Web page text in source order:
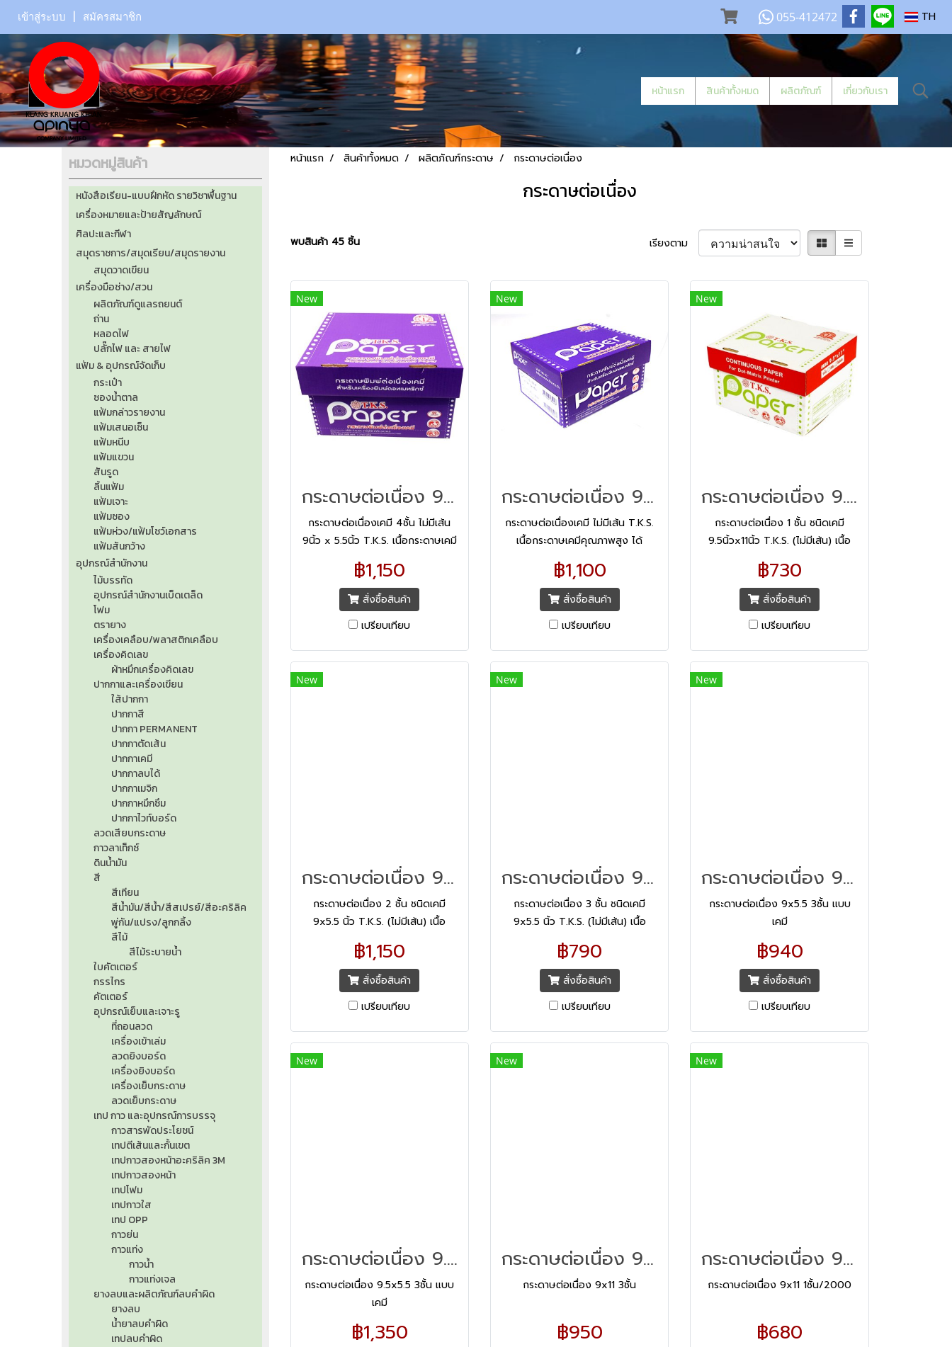
เข้าสู่ระบบ สมัครสมาชิก 055-412472 TH
หน้าแรก สินค้าทั้งหมด ผลิตภัณฑ์ เกี่ยวกับเรา
หน้าแรก สินค้าทั้งหมด ผลิตภัณฑ์กระดาษ กระดาษต่อเนื่อง
กระดาษต่อเนื่อง
พบสินค้า 45 ชิ้น เรียงตาม
New
กระดาษต่อเนื่อง 9x5.5 4ชั้น/1000 แบบเคมี
กระดาษต่อเนื่องเคมี 4ชั้น ไม่มีเส้น
9นิ้ว x 5.5นิ้ว T.K.S. เนื้อกระดาษเคมี
คุณภาพสูง ได้มาตรฐานตามน้ำหนัก
แกรมทุกแผ่น แต่ละชั้นมีสีแตกต่างกัน
ช่วยให้สะดวกต่อการคัดแยกต้นฉบับ
และสำเนา ปรุฉีกง่าย มีระบบการซ้อน
ชั้นที่ดี ทำให้กระดาษไม่ติดเครื่องพิมพ์
ช่วยถนอมเครื่อง ข้อมูลในสำเนา คม
เข้ม ชัดเจน ครบถ้วน อ่านง่าย ไม่เลอะ
เลือน ไร้เส้นบรรทัด และตอบโจทย์ได้
฿1,150
สั่งซื้อสินค้า
เปรียบเทียบ
New
กระดาษต่อเนื่อง 9x11 2ชั้น แบบเคมี
กระดาษต่อเนื่องเคมี ไม่มีเส้น T.K.S.
เนื้อกระดาษเคมีคุณภาพสูง ได้
มาตรฐานตามน้ำหนักแกรมทุกแผ่น
แต่ละชั้นมีสีแตกต่างกัน ช่วยให้
สะดวกต่อการคัดแยกต้นฉบับและ
สำเนา ปรุฉีกง่าย มีระบบการซ้อนชั้นที่
ดี ทำให้กระดาษไม่ติดเครื่องพิมพ์
ช่วยถนอมเครื่อง ข้อมูลในสำเนา คม
เข้ม ชัดเจน ครบถ้วน อ่านง่าย ไม่เลอะ
เลือน ไร้เส้นบรรทัด และตอบโจทย์ได้
฿1,100
สั่งซื้อสินค้า
เปรียบเทียบ
New
กระดาษต่อเนื่อง 9.5x11 1ชั้น/2000
กระดาษต่อเนื่อง 1 ชั้น ชนิดเคมี
9.5นิ้วx11นิ้ว T.K.S. (ไม่มีเส้น) เนื้อ
กระดาษคาร์บอนคุณภาพสูง ได้
มาตรฐานตามน้ำหนักแกรมทุกแผ่น
เพื่อให้ได้งานพิมพ์สำเนาใบเสร็จรับ
เงิน หรือใบกำกับภาษีแต่ละสำเนา คม
ชัดทุกตัวอักษร อ่านง่าย ไม่เลอะเลือน
ปรุฉีกง่าย มีระบบการซ้อนชั้นที่ดี ทำให้
กระดาษไม่ติดเครื่องพิมพ์ ไม่สะดุด
฿730
สั่งซื้อสินค้า
เปรียบเทียบ
New
กระดาษต่อเนื่อง 9x5.5 2ชั้น/2000
กระดาษต่อเนื่อง 2 ชั้น ชนิดเคมี
9x5.5 นิ้ว T.K.S. (ไม่มีเส้น) เนื้อ
กระดาษคาร์บอนคุณภาพสูง ได้
มาตรฐานตามน้ำหนักแกรมทุกแผ่น
เพื่อให้ได้งานพิมพ์สำเนาใบเสร็จรับ
เงิน หรือใบกำกับภาษีแต่ละสำเนา คม
ชัดทุกตัวอักษร อ่านง่าย ไม่เลอะเลือน
ปรุฉีกง่าย มีระบบการซ้อนชั้นที่ดี ทำให้
กระดาษไม่ติดเครื่องพิมพ์ ไม่สะดุด
฿1,150
สั่งซื้อสินค้า
เปรียบเทียบ
New
กระดาษต่อเนื่อง 9x5.5 3ชั้น/1000
กระดาษต่อเนื่อง 3 ชั้น ชนิดเคมี
9x5.5 นิ้ว T.K.S. (ไม่มีเส้น) เนื้อ
กระดาษคาร์บอนคุณภาพสูง ได้
มาตรฐานตามน้ำหนักแกรมทุกแผ่น
เพื่อให้ได้งานพิมพ์สำเนาใบเสร็จรับ
เงิน หรือใบกำกับภาษีแต่ละสำเนา คม
ชัดทุกตัวอักษร อ่านง่าย ไม่เลอะเลือน
ปรุฉีกง่าย มีระบบการซ้อนชั้นที่ดี ทำให้
กระดาษไม่ติดเครื่องพิมพ์ ไม่สะดุด
฿790
สั่งซื้อสินค้า
เปรียบเทียบ
New
กระดาษต่อเนื่อง 9x5.5 3ชั้น แบบเคมี
กระดาษต่อเนื่อง 9x5.5 3ชั้น แบบ
เคมี
฿940
สั่งซื้อสินค้า
เปรียบเทียบ
New
กระดาษต่อเนื่อง 9.5x5.5 3ชั้น แบบเคมี
กระดาษต่อเนื่อง 9.5x5.5 3ชั้น แบบ
เคมี
฿1,350
New
กระดาษต่อเนื่อง 9x11 3ชั้น
กระดาษต่อเนื่อง 9x11 3ชั้น
฿950
New
กระดาษต่อเนื่อง 9x11 1ชั้น/2000
กระดาษต่อเนื่อง 9x11 1ชั้น/2000
฿680
หมวดหมู่สินค้า
หนังสือเรียน-แบบฝึกหัด รายวิชาพื้นฐาน
เครื่องหมายและป้ายสัญลักษณ์
ศิลปะและกีฬา
สมุดราชการ/สมุดเรียน/สมุดรายงาน
สมุดวาดเขียน
เครื่องมือช่าง/สวน
ผลิตภัณฑ์ดูแลรถยนต์
ถ่าน
หลอดไฟ
ปลั๊กไฟ และ สายไฟ
แฟ้ม & อุปกรณ์จัดเก็บ
กระเป๋า
ซองน้ำตาล
แฟ้มกล่าวรายงาน
แฟ้มเสนอเซ็น
แฟ้มหนีบ
แฟ้มแขวน
สันรูด
ลิ้นแฟ้ม
แฟ้มเจาะ
แฟ้มซอง
แฟ้มห่วง/แฟ้มโชว์เอกสาร
แฟ้มสันกว้าง
อุปกรณ์สำนักงาน
ไม้บรรทัด
อุปกรณ์สำนักงานเบ็ดเตล็ด
โฟม
ตรายาง
เครื่องเคลือบ/พลาสติกเคลือบ
เครื่องคิดเลข
ผ้าหมึกเครื่องคิดเลข
ปากกาและเครื่องเขียน
ใส้ปากกา
ปากกาสี
ปากกา PERMANENT
ปากกาตัดเส้น
ปากกาเคมี
ปากกาลบได้
ปากกาเมจิก
ปากกาหมึกซึม
ปากกาไวท์บอร์ด
ลวดเสียบกระดาษ
กาวลาเท็กซ์
ดินน้ำมัน
สี
สีเทียน
สีน้ำมัน/สีน้ำ/สีสเปรย์/สีอะคริลิค
พู่กัน/แปรง/ลูกกลิ้ง
สีไม้
สีไม้ระบายน้ำ
ใบคัตเตอร์
กรรไกร
คัตเตอร์
อุปกรณ์เย็บและเจาะรู
ที่ถอนลวด
เครื่องเข้าเล่ม
ลวดยิงบอร์ด
เครื่องยิงบอร์ด
เครื่องเย็บกระดาษ
ลวดเย็บกระดาษ
เทป กาว และอุปกรณ์การบรรจุ
กาวสารพัดประโยชน์
เทปตีเส้นและกั้นเขต
เทปกาวสองหน้าอะคริลิค 3M
เทปกาวสองหน้า
เทปโฟม
เทปกาวใส
เทป OPP
กาวย่น
กาวแท่ง
กาวน้ำ
กาวแท่งเจล
ยางลบและผลิตภัณฑ์ลบคำผิด
ยางลบ
น้ำยาลบคำผิด
เทปลบคำผิด